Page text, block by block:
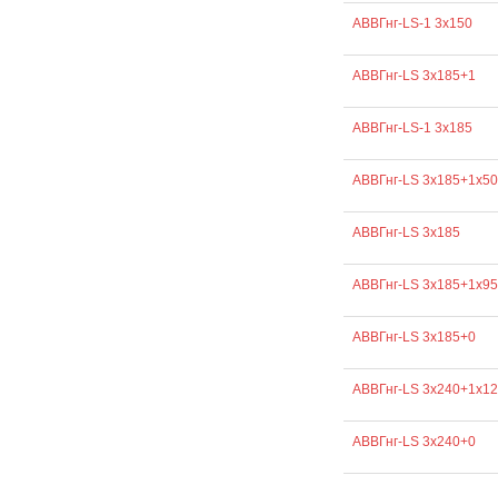
АВВГнг-LS-1 3х150
АВВГнг-LS 3х185+1
АВВГнг-LS-1 3х185
АВВГнг-LS 3х185+1х50
АВВГнг-LS 3х185
АВВГнг-LS 3х185+1х95
АВВГнг-LS 3х185+0
АВВГнг-LS
АВВГнг-LS 3х240+0